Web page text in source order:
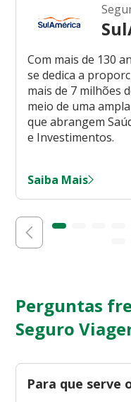
Com mais de 130
se dedica a
mais de 7 milhões
meio de uma
que abrangem
e Investimentos.
Saiba Mais
Perguntas
Seguro
Para que serve